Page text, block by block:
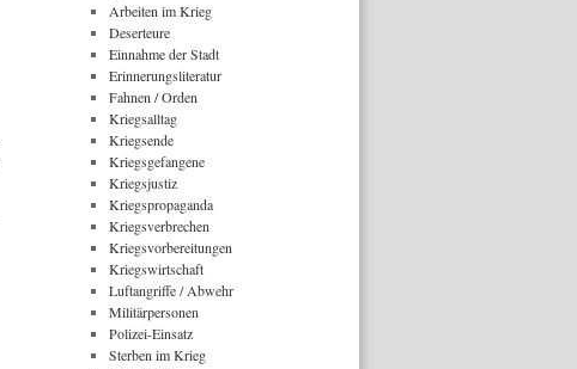
Arbeiten im Krieg
Deserteure
Einnahme der Stadt
Erinnerungsliteratur
Fahnen / Orden
Kriegsalltag
Kriegsende
Kriegsgefangene
Kriegsjustiz
Kriegspropaganda
Kriegsverbrechen
Kriegsvorbereitungen
Kriegswirtschaft
Luftangriffe / Abwehr
Militärpersonen
Polizei-Einsatz
Sterben im Krieg